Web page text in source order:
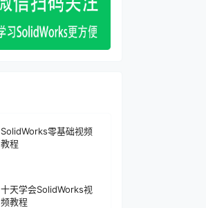
SolidWorks零基础视频
教程
十天学会SolidWorks视
频教程